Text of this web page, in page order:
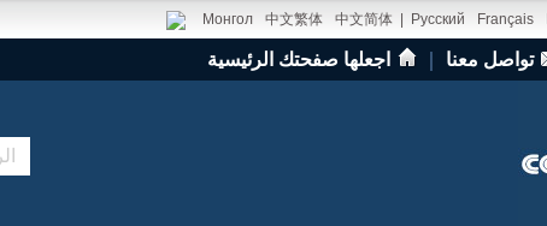
Français
Русский
中文简体
中文繁体
Монгол
تواصل معنا اجعلها صفحتك الرئيسية